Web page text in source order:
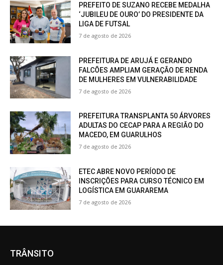
PREFEITO DE SUZANO RECEBE MEDALHA
‘JUBILEU DE OURO’ DO PRESIDENTE DA
LIGA DE FUTSAL
7 de agosto de 2026
PREFEITURA DE ARUJÁ E GERANDO
FALCÕES AMPLIAM GERAÇÃO DE RENDA
DE MULHERES EM VULNERABILIDADE
7 de agosto de 2026
PREFEITURA TRANSPLANTA 50 ÁRVORES
ADULTAS DO CECAP PARA A REGIÃO DO
MACEDO, EM GUARULHOS
7 de agosto de 2026
ETEC ABRE NOVO PERÍODO DE
INSCRIÇÕES PARA CURSO TÉCNICO EM
LOGÍSTICA EM GUARAREMA
7 de agosto de 2026
TRÂNSITO